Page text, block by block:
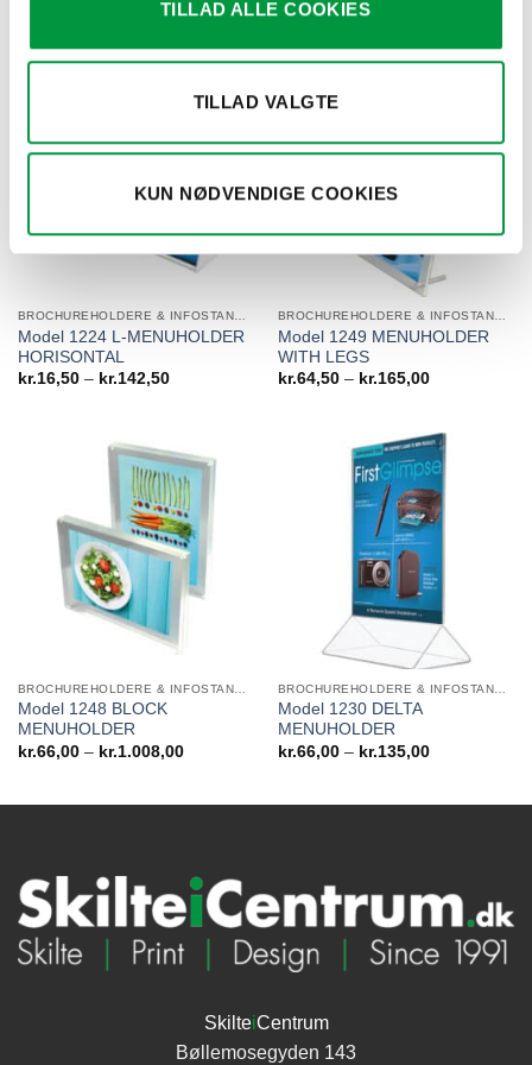
TILLAD ALLE COOKIES
TILLAD VALGTE
KUN NØDVENDIGE COOKIES
RELATEREDE VARER
Model 1224 L-MENUHOLDER
HORISONTAL
kr.16,50 – kr.142,50Prisinterval:
Model 1249 MENUHOLDER
WITH LEGS
kr.64,50 – kr.165,00Prisinterval:
Model 1248 BLOCK
MENUHOLDER
kr.66,00 – kr.1.008,00Prisinterval:
Model 1230 DELTA
MENUHOLDER
kr.66,00 – kr.135,00Prisinterval:
SkilteiCentrum
Bøllemosegyden 143